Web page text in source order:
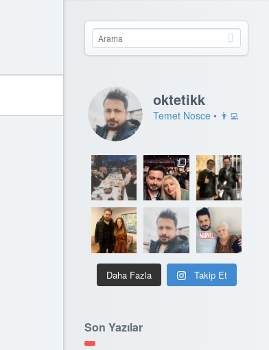
oktetikk
Temet Nosce • 👨‍💻
Daha Fazla Takip Et
Son Yazılar